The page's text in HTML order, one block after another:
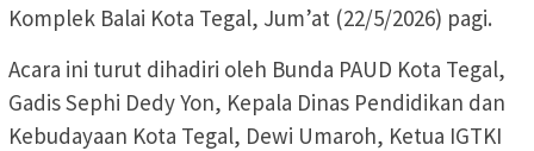
Komplek Balai Kota Tegal, Jum’at (22/5/2026) pagi.
Acara ini turut dihadiri oleh Bunda PAUD Kota Tegal,
Gadis Sephi Dedy Yon, Kepala Dinas Pendidikan dan
Kebudayaan Kota Tegal, Dewi Umaroh, Ketua IGTKI